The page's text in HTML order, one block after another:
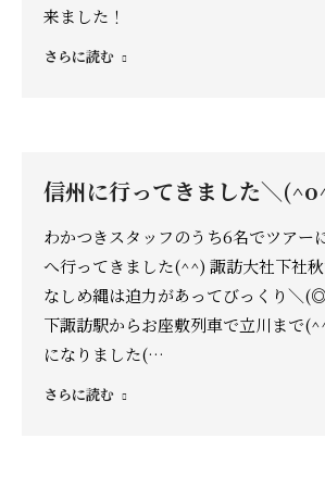
来ました！
さらに読む
信州に行ってきました＼
わかつきスタッフのうち6名でツアー
へ行ってきました(^^) 諏訪大社下社
なしめ縄は迫力があってびっくり＼
下諏訪駅からお座敷列車で立川まで
になりました(…
さらに読む